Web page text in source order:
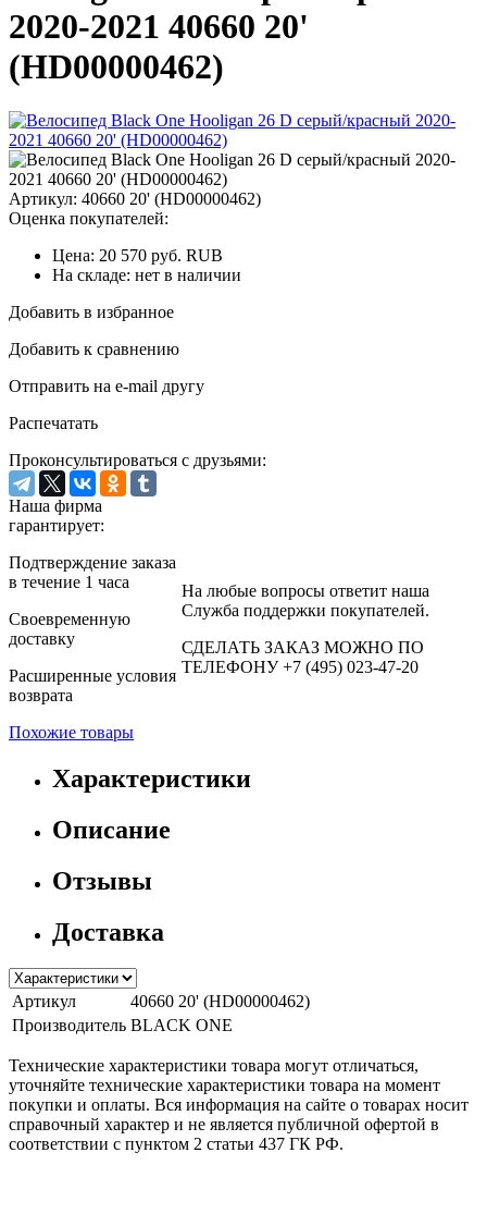
2020-2021 40660 20'
(HD00000462)
Артикул: 40660 20' (HD00000462)
Оценка покупателей:
Цена: 20 570 руб. RUB
На складе: нет в наличии
Добавить в избранное
Добавить к сравнению
Отправить на e-mail другу
Распечатать
Проконсультироваться с друзьями:
Наша фирма
гарантирует:
Подтверждение заказа
в течение 1 часа
Своевременную
доставку
Расширенные условия
возврата
На любые вопросы ответит наша
Служба поддержки покупателей.
СДЕЛАТЬ ЗАКАЗ МОЖНО ПО
ТЕЛЕФОНУ +7 (495) 023-47-20
Похожие товары
Характеристики
Описание
Отзывы
Доставка
Артикул
40660 20' (HD00000462)
Производитель BLACK ONE
Технические характеристики товара могут отличаться,
уточняйте технические характеристики товара на момент
покупки и оплаты. Вся информация на сайте о товарах носит
справочный характер и не является публичной офертой в
соответствии с пунктом 2 статьи 437 ГК РФ.